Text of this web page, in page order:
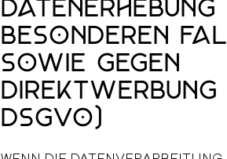
Datenerhebung
besonderen
sowie gegen
Direktwerbung
DSGVO)